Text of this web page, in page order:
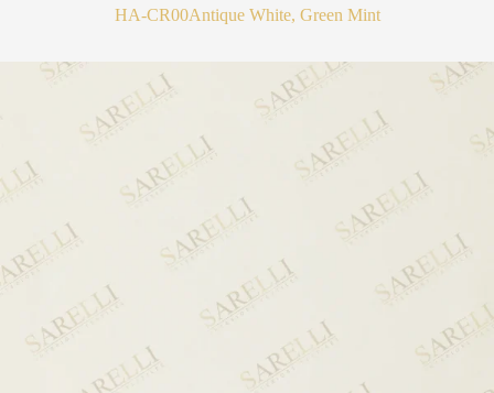
HA-CR00Antique White, Green Mint